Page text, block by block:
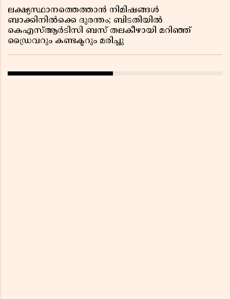
ലക്ഷ്യസ്ഥാനത്തെത്താൻ നിമിഷങ്ങൾ
ബാക്കിനിൽക്കെ ദുരന്തം; ബിടതിയിൽ
കെഎസ്ആർടിസി ബസ് തലകീഴായി മറിഞ്ഞ്
ഡ്രൈവറും കണ്ടക്ടറും മരിച്ചു